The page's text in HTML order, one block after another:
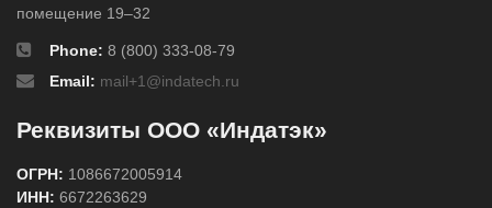
помещение 19–32
Phone: 8 (800) 333-08-79
Email: mail+1@indatech.ru
Реквизиты ООО «Индатэк»
ОГРН: 1086672005914
ИНН: 6672263629